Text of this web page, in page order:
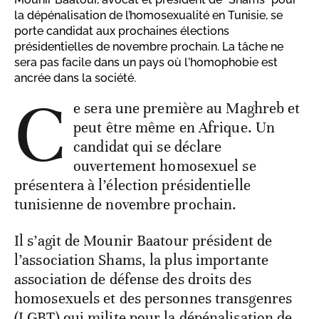
la dépénalisation de l’homosexualité en Tunisie, se
porte candidat aux prochaines élections
présidentielles de novembre prochain. La tâche ne
sera pas facile dans un pays où l'homophobie est
ancrée dans la société.
C e sera une première au Maghreb et
peut être même en Afrique. Un
candidat qui se déclare
ouvertement homosexuel se
présentera à l’élection présidentielle
tunisienne de novembre prochain.
Il s’agit de Mounir Baatour président de
l’association Shams, la plus importante
association de défense des droits des
homosexuels et des personnes transgenres